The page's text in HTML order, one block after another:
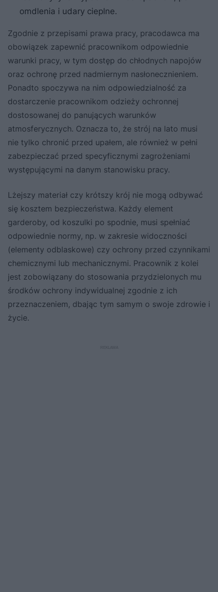
omdlenia i udary cieplne.
Zgodnie z przepisami prawa pracy, pracodawca ma
obowiązek zapewnić pracownikom odpowiednie
warunki pracy, w tym dostęp do chłodnych napojów
oraz ochronę przed nadmiernym nasłonecznieniem.
Ponadto spoczywa na nim odpowiedzialność za
dostarczenie pracownikom odzieży ochronnej
dostosowanej do panujących warunków
atmosferycznych. Oznacza to, że strój na lato musi
nie tylko chronić przed upałem, ale również w pełni
zabezpieczać przed specyficznymi zagrożeniami
występującymi na danym stanowisku pracy.
Lżejszy materiał czy krótszy krój nie mogą odbywać
się kosztem bezpieczeństwa. Każdy element
garderoby, od koszulki po spodnie, musi spełniać
odpowiednie normy, np. w zakresie widoczności
(elementy odblaskowe) czy ochrony przed czynnikami
chemicznymi lub mechanicznymi. Pracownik z kolei
jest zobowiązany do stosowania przydzielonych mu
środków ochrony indywidualnej zgodnie z ich
przeznaczeniem, dbając tym samym o swoje zdrowie i
życie.